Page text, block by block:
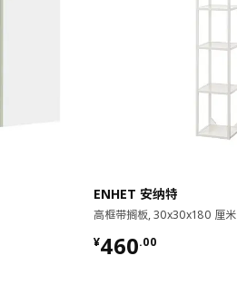
ENHET 安纳特
高框带搁板, 30x30x180 厘米
¥460.00
¥ 460.00